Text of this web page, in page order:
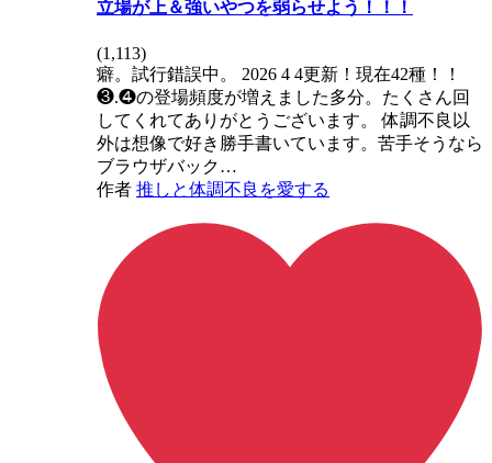
立場が上＆強いやつを弱らせよう！！！
(1,113)
癖。試行錯誤中。 2026 4 4更新！現在42種！！
❸.❹の登場頻度が増えました多分。たくさん回
してくれてありがとうございます。 体調不良以
外は想像で好き勝手書いています。苦手そうなら
ブラウザバック…
作者 推しと体調不良を愛する